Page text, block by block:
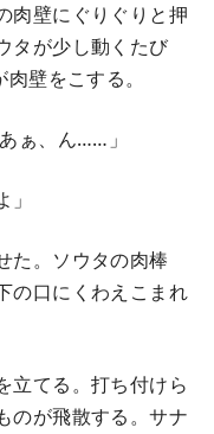
肉壁にぐりぐりと押
タが少し動くたび
壁をこする。
ぁ、ん……」
た。ソウタの肉棒
の口にくわえこまれ
立てる。打ち付けら
のが飛散する。サナ